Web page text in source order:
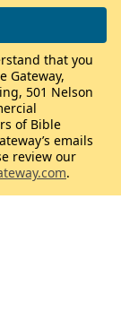
that you
Gateway,
501 Nelson
of Bible
emails
review our
.